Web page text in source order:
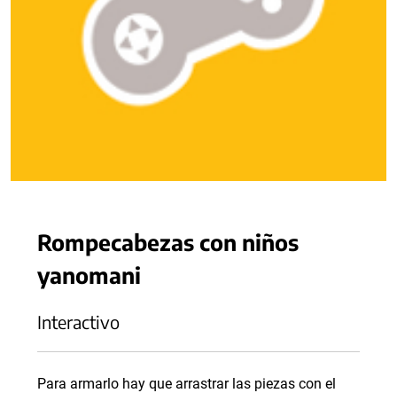
Rompecabezas con niños
yanomani
Interactivo
Para armarlo hay que arrastrar las piezas con el